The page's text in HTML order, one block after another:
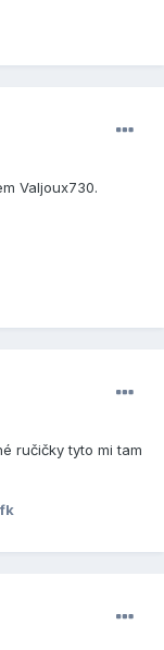
Valjoux730.
ručičky tyto mi tam